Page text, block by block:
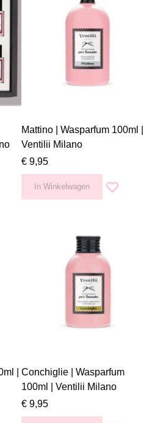
aan verlanglijst
Mattino | Wasparfum 100ml |
Ventilii Milano
€ 9,95
In Winkelwagen
Voeg toe
|
Conchiglie | Wasparfum
100ml | Ventilii Milano
€ 9,95